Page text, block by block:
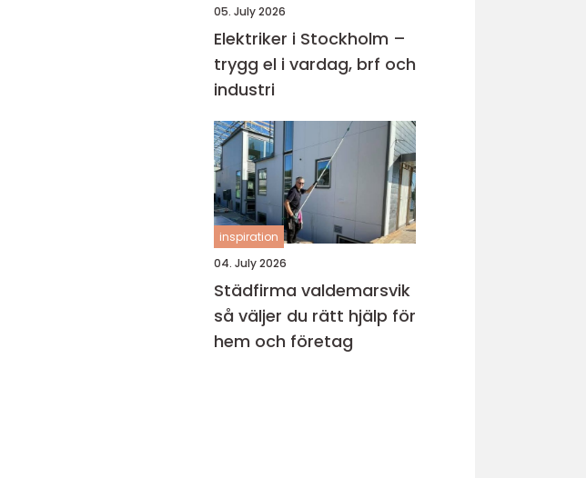
05. July 2026
Elektriker i Stockholm –
trygg el i vardag, brf och
industri
inspiration
04. July 2026
Städfirma valdemarsvik
så väljer du rätt hjälp för
hem och företag